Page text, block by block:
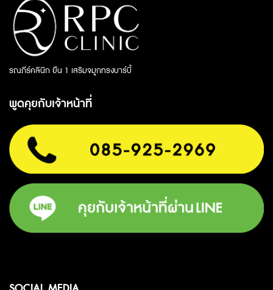
รณภีร์คลินิก ยืน 1 เสริมจมูกทรงบาร์บี้
พูดคุยกับเจ้าหน้าที่